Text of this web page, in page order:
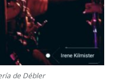
de Débler